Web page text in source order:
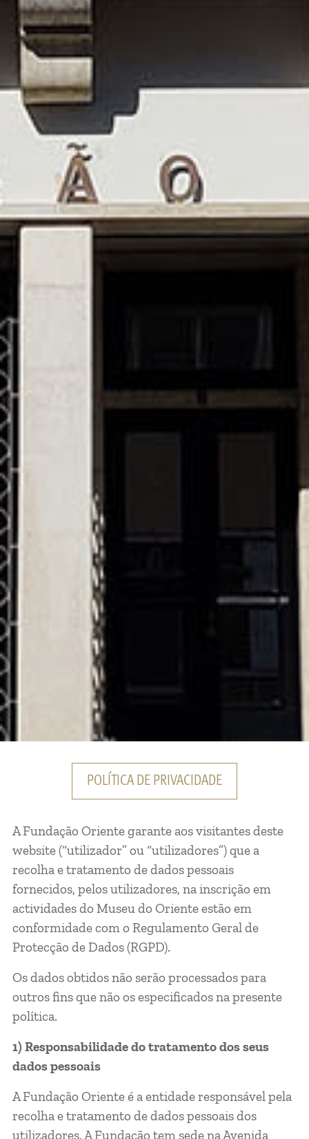
POLÍTICA DE PRIVACIDADE
A Fundação Oriente garante aos visitantes deste
website (“utilizador” ou “utilizadores”) que a
recolha e tratamento de dados pessoais
fornecidos, pelos utilizadores, na inscrição em
actividades do Museu do Oriente estão em
conformidade com o Regulamento Geral de
Protecção de Dados (RGPD).
Os dados obtidos não serão processados para
outros fins que não os especificados na presente
política.
1) Responsabilidade do tratamento dos seus
dados pessoais
A Fundação Oriente é a entidade responsável pela
recolha e tratamento de dados pessoais dos
utilizadores. A Fundação tem sede na Avenida